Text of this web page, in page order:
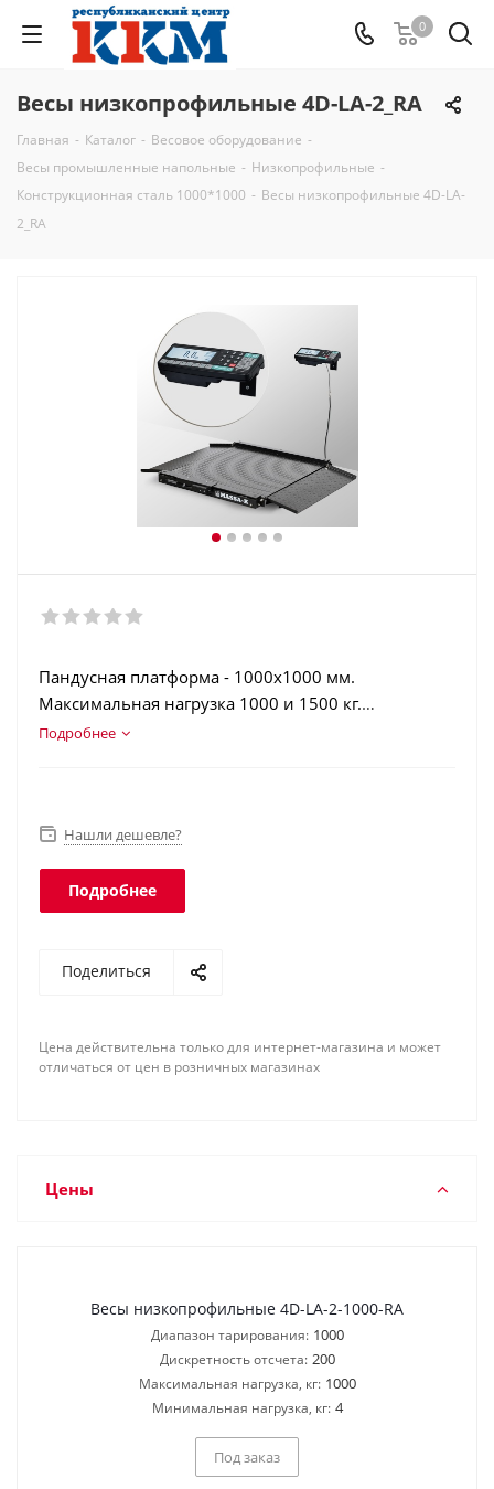
0
Весы низкопрофильные 4D-LA-2_RA
Главная - Каталог - Весовое оборудование -
Весы промышленные напольные - Низкопрофильные -
Конструкционная сталь 1000*1000 - Весы низкопрофильные 4D-LA-
2_RA
Пандусная платформа - 1000х1000 мм.
Максимальная нагрузка 1000 и 1500 кг.
Конструкционная сталь. Аккумулятор. Регистрация
Подробнее
Нашли дешевле?
Подробнее
Поделиться
Цена действительна только для интернет-магазина и может
отличаться от цен в розничных магазинах
Цены
Весы низкопрофильные 4D-LA-2-1000-RA
Диапазон тарирования: 1000
Дискретность отсчета: 200
Максимальная нагрузка, кг: 1000
Минимальная нагрузка, кг: 4
Под заказ